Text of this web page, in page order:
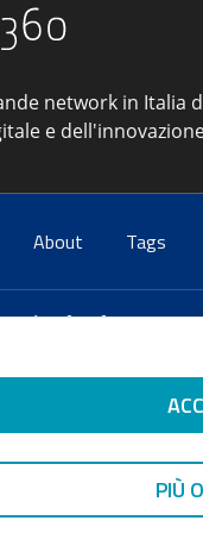
network in Italia
e
About Tags
info@forumpa.it
2 maggio 2008 -
per il sistema di
AWS
PIÙ